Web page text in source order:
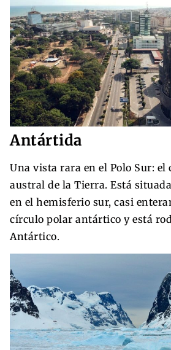
Antártida
Una vista rara en el Polo Sur:
austral de la Tierra. Está
en el hemisferio sur, casi
círculo polar antártico y está
Antártico.